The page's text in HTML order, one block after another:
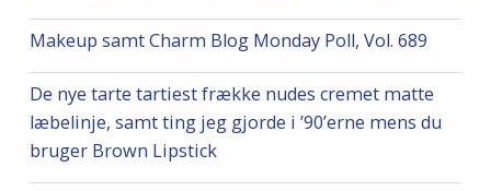
Makeup samt Charm Blog Monday Poll, Vol. 689
De nye tarte tartiest frække nudes cremet matte
læbelinje, samt ting jeg gjorde i ’90’erne mens du
bruger Brown Lipstick